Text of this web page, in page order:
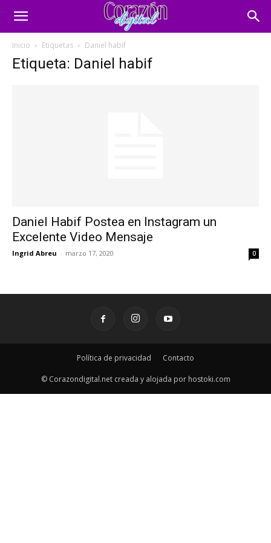
Inicio Etiquetas Daniel habif
Etiqueta: Daniel habif
Daniel Habif Postea en Instagram un
Excelente Video Mensaje
Ingrid Abreu - marzo 17, 2020 0
Política de privacidad Contacto
© Corazondigital.net creada y alojada por hostoki.com